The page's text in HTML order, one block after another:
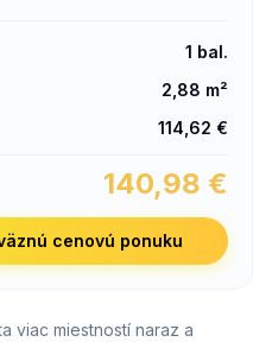
1 bal.
2,88 m²
114,62 €
140,98 €
cenovú ponuku
viac miestností naraz a